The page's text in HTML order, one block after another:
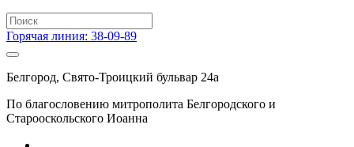
Горячая линия: 38-09-89
Белгород, Свято-Троицкий бульвар 24а
По благословению митрополита Белгородского и
Старооскольского Иоанна